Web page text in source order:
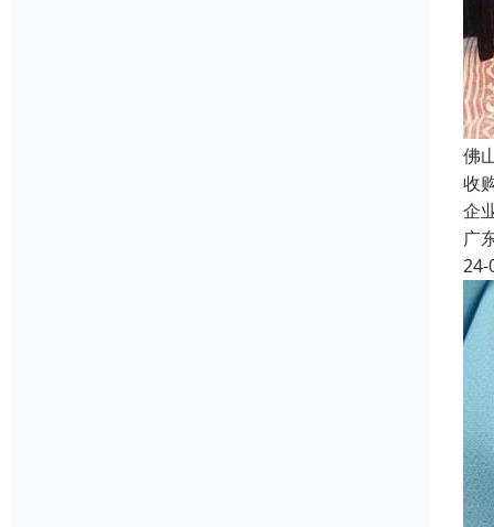
佛
收
企
广
24-